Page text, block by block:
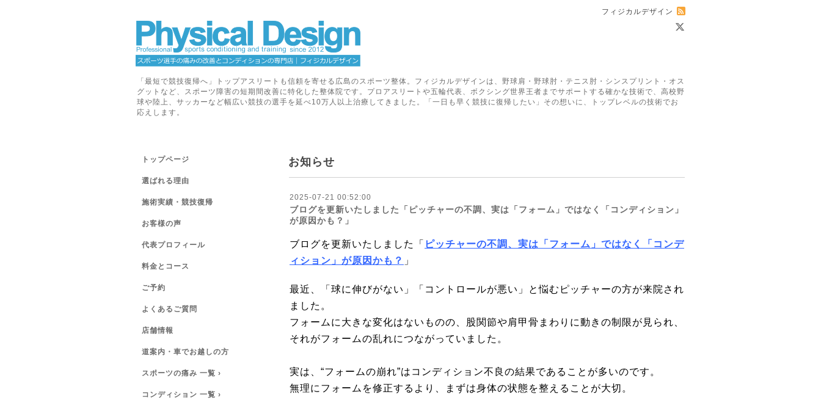
フィジカルデザイン
「最短で競技復帰へ」トップアスリートも信頼を寄せる広島のスポーツ整体。フィジカルデザインは、野球肩・野球肘・テニス肘・シンスプリント・オス
グットなど、スポーツ障害の短期間改善に特化した整体院です。プロアスリートや五輪代表、ボクシング世界王者までサポートする確かな技術で、高校野
球や陸上、サッカーなど幅広い競技の選手を延べ10万人以上治療してきました。「一日も早く競技に復帰したい」その想いに、トップレベルの技術でお
応えします。
お知らせ
2025-07-21 00:52:00
ブログを更新いたしました「ピッチャーの不調、実は「フォーム」ではなく「コンディション」
が原因かも？」
ブログを更新いたしました「 ピッチャーの不調、実は「フォーム」ではなく「コンデ
ィション」が原因かも？ 」
最近、「球に伸びがない」「コントロールが悪い」と悩むピッチャーの方が来院され
ました。
フォームに大きな変化はないものの、股関節や肩甲骨まわりに動きの制限が見られ、
それがフォームの乱れにつながっていました。
実は、“フォームの崩れ”はコンディション不良の結果であることが多いのです。
無理にフォームを修正するより、まずは身体の状態を整えることが大切。
トップページ
選ばれる理由
施術実績・競技復帰
お客様の声
代表プロフィール
料金とコース
ご予約
よくあるご質問
店舗情報
道案内・車でお越しの方
スポーツの痛み 一覧 ›
コンディション 一覧 ›